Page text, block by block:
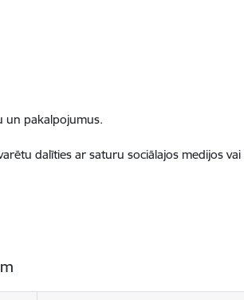
un pakalpojumus.
dalīties ar saturu sociālajos medijos